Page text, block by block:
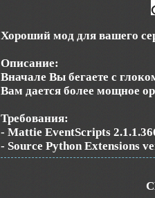
Хороший мод для вашего
Описание:
Вначале Вы бегаете с
Вам дается более мощное
Требования:
- Mattie EventScripts
- Source Python Extensions